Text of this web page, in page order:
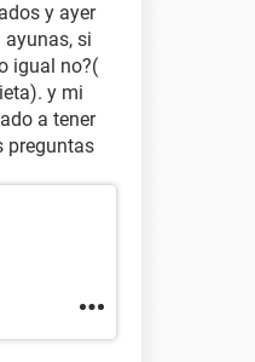
y ayer
si
igual no?(
y mi
a tener
preguntas